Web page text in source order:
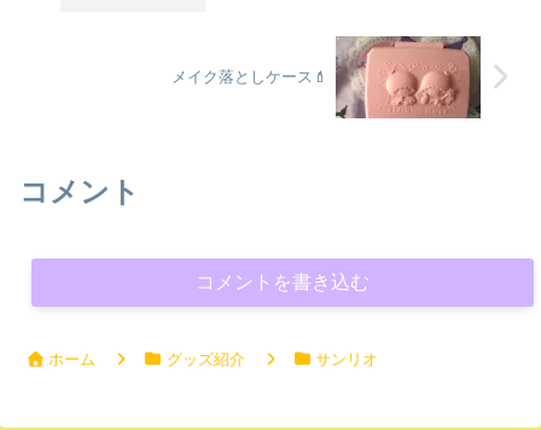
メイク落としケース💄
コメント
コメントを書き込む
ホーム グッズ紹介 サンリオ